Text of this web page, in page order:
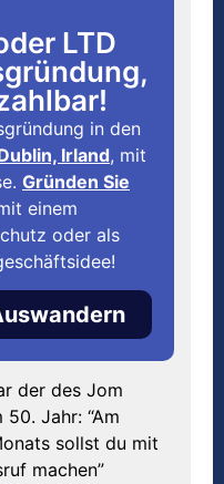
LTD
in den
Irland, mit
Gründen Sie
einem
oder als
der des Jom
Jahr: “Am
sollst du mit
machen”